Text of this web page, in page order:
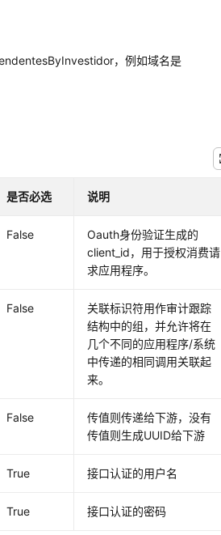
，例如域名是
是否必选 说明
False
Oauth身份验证生成的
client_id，用于授权消费请
求应用程序。
False
关联标识符用作审计跟踪
结构中的组，并允许将在
几个不同的应用程序/系统
中传递的相同调用关联起
来。
False
传值则传递给下游，没有
传值则生成UUID给下游
True 接口认证的用户名
True 接口认证的密码